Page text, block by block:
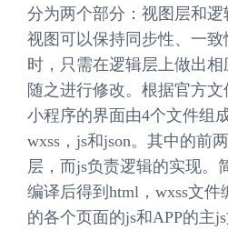
分为两个部分：视图层和
视图可以保持同步性、一
时，只需在逻辑层上做出
随之进行修改。根据官方
小程序的界面由4个文件组
wxss，js和json。其中的前
层，而js负责逻辑的实现。
编译后得到html，wxss文件
的各个页面的js和APP的主